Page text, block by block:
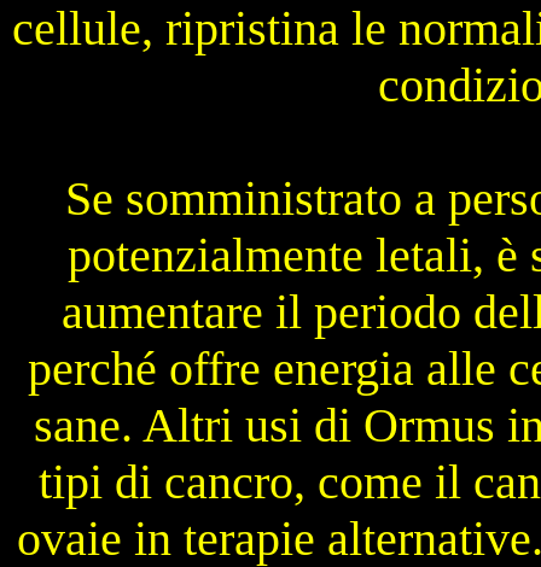
cellule, ripristina le
Se somministrato a
potenzialmente letali, è
aumentare il periodo
perché offre energia alle
sane. Altri usi di Ormus
tipi di cancro, come il
ovaie in terapie